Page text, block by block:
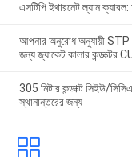
এসটিপি ইথারনেট ল্যান
আপনার অনুরোধ অনুযায়ী STP
জন্য জ্যাকেট কালার কন্ডাক্টর
305 মিটার কন্ডাক্ট সিইউ/
স্থানান্তরের জন্য